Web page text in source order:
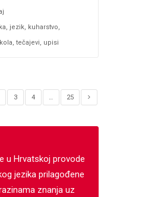
jezik, kuharstvo
tečajevi upisi
3 4 25
u Hrvatskoj provode
jezika prilagođene
znanja uz